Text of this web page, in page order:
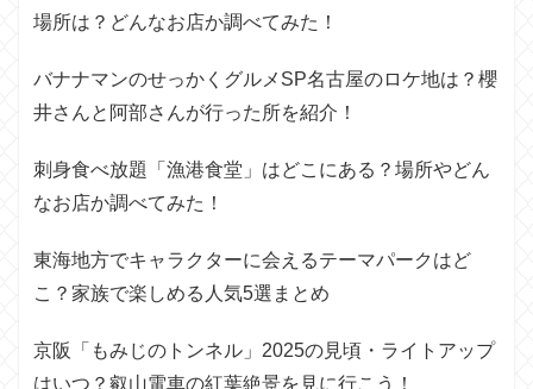
場所は？どんなお店か調べてみた！
バナナマンのせっかくグルメSP名古屋のロケ地は？櫻
井さんと阿部さんが行った所を紹介！
刺身食べ放題「漁港食堂」はどこにある？場所やどん
なお店か調べてみた！
東海地方でキャラクターに会えるテーマパークはど
こ？家族で楽しめる人気5選まとめ
京阪「もみじのトンネル」2025の見頃・ライトアップ
はいつ？叡山電車の紅葉絶景を見に行こう！